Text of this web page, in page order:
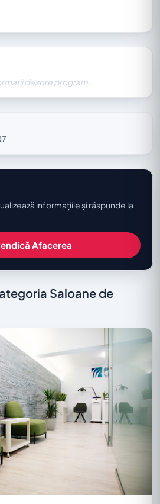
despre program.
informațiile și răspunde la
Afacerea
Saloane de